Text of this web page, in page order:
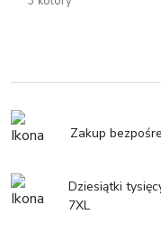
Zakup
Dziesiątki
7XL